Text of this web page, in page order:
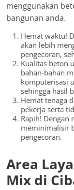
menggunakan
bangunan anda.
Hemat waktu!
akan lebih
pengecoran,
Kualitas beton
bahan-bahan
komputerisasi
sehingga hasil
Hemat tenaga
pekerja serta
Rapih! Dengan
meminimalisir
pengecoran.
Area
Mix di